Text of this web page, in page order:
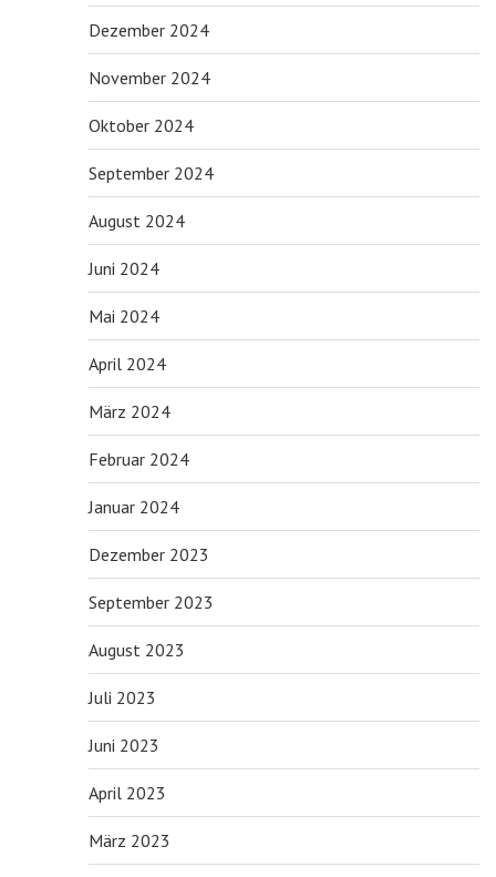
Dezember 2024
November 2024
Oktober 2024
September 2024
August 2024
Juni 2024
Mai 2024
April 2024
März 2024
Februar 2024
Januar 2024
Dezember 2023
September 2023
August 2023
Juli 2023
Juni 2023
April 2023
März 2023